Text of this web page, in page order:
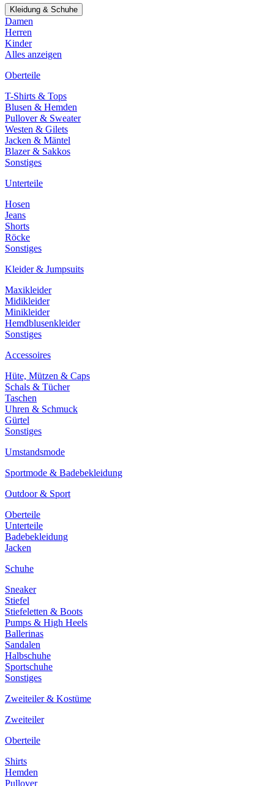
Kleidung & Schuhe
Damen
Herren
Kinder
Alles anzeigen
Oberteile
T-Shirts & Tops
Blusen & Hemden
Pullover & Sweater
Westen & Gilets
Jacken & Mäntel
Blazer & Sakkos
Sonstiges
Unterteile
Hosen
Jeans
Shorts
Röcke
Sonstiges
Kleider & Jumpsuits
Maxikleider
Midikleider
Minikleider
Hemdblusenkleider
Sonstiges
Accessoires
Hüte, Mützen & Caps
Schals & Tücher
Taschen
Uhren & Schmuck
Gürtel
Sonstiges
Umstandsmode
Sportmode & Badebekleidung
Outdoor & Sport
Oberteile
Unterteile
Badebekleidung
Jacken
Schuhe
Sneaker
Stiefel
Stiefeletten & Boots
Pumps & High Heels
Ballerinas
Sandalen
Halbschuhe
Sportschuhe
Sonstiges
Zweiteiler & Kostüme
Zweiteiler
Oberteile
Shirts
Hemden
Pullover